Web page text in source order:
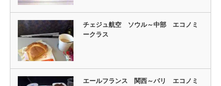
チェジュ航空 ソウル～中部 エコノミ
ークラス
エールフランス 関西～パリ エコノミ